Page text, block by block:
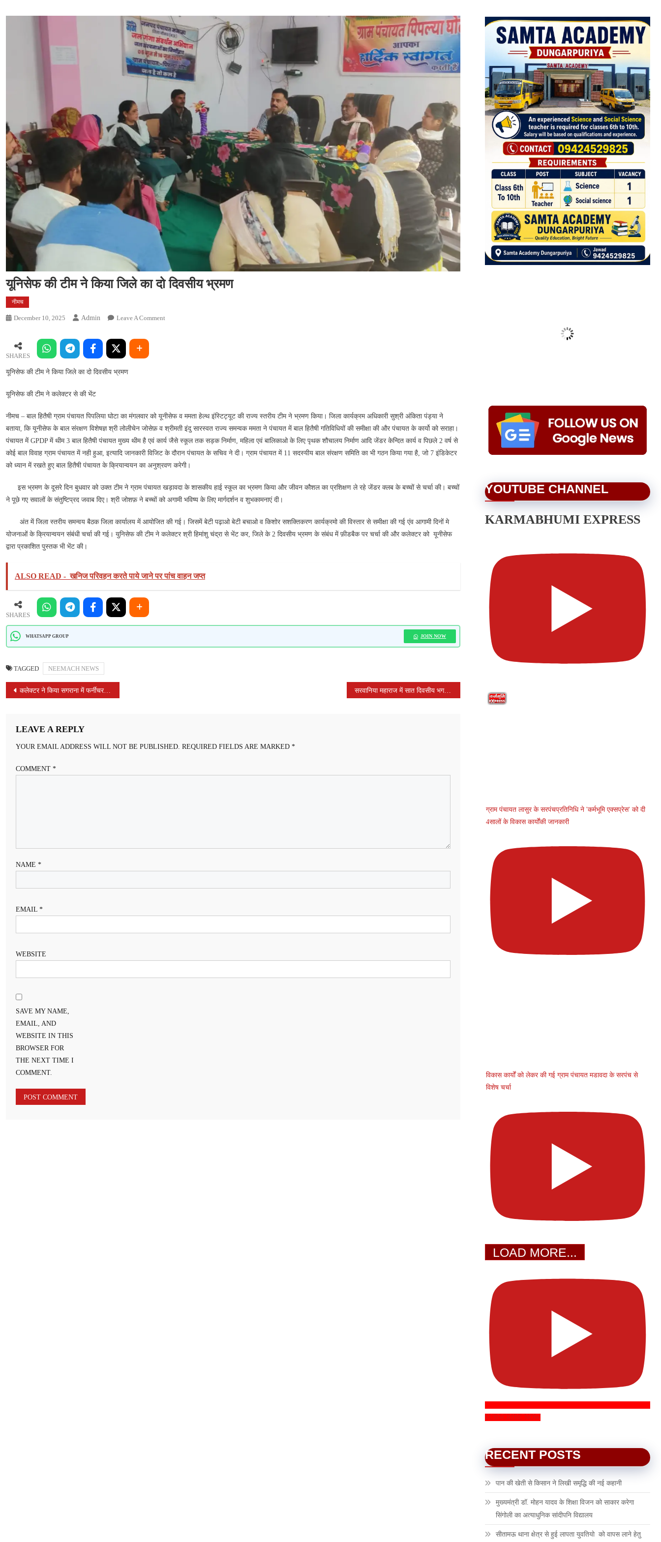
यूनिसेफ की टीम ने किया जिले का दो दिवसीय भ्रमण
नीमच
December 10, 2025 Admin Leave A CommentOn
दिवसीय
भ्रमण
SHARES
यूनिसेफ की टीम ने किया जिले का दो दिवसीय भ्रमण
यूनिसेफ की टीम ने कलेक्टर से की भेंट
नीमच – बाल हितैषी ग्राम पंचायत पिपलिया घोटा का मंगलवार को यूनीसेफ व ममता हेल्थ इंस्टिट्यूट की राज्य स्तरीय टीम ने भ्रमण किया। जिला कार्यक्रम अधिकारी सुश्री अंकिता पंड्या ने
बताया, कि यूनीसेफ के बाल संरक्षण विशेषज्ञ श्री लोलीचेन जोसेफ़ व श्रीमती इंदु सारस्वत राज्य समन्वक ममता ने पंचायत में बाल हितैषी गतिविधियों की समीक्षा की और पंचायत के कार्यो को सराहा।
पंचायत में GPDP में थीम 3 बाल हितैषी पंचायत मुख्य थीम है एवं कार्य जैसे स्कूल तक सड़क निर्माण, महिला एवं बालिकाओ के लिए पृथक शौचालय निर्माण आदि जेंडर केन्दित कार्य व पिछले 2 वर्ष से
कोई बाल विवाह ग्राम पंचायत में नही हुआ, इत्यादि जानकारी विजिट के दौरान पंचायत के सचिव ने दी। ग्राम पंचायत में 11 सदस्यीय बाल संरक्षण समिति का भी गठन किया गया है, जो 7 इंडिकेटर
को ध्यान में रखते हुए बाल हितैषी पंचायत के क्रियान्वयन का अनुश्रवण करेगी।
इस भ्रमण के दूसरे दिन बुधवार को उक्‍त टीम ने ग्राम पंचायत खड़ावदा के शासकीय हाई स्कूल का भ्रमण किया और जीवन कौशल का प्रशिक्षण ले रहे जेंडर क्लब के बच्चों से चर्चा की। बच्चों
ने पूछे गए सवालों के संतुष्टिप्रद जवाब दिए। श्री जोशफ़ ने बच्चों को अगामी भविष्य के लिए मार्गदर्शन व शुभकामनाएं दी।
अंत में जिला स्तरीय समन्वय बैठक जिला कार्यालय में आयोजित की गई। जिसमें बेटी पढ़ाओ बेटी बचाओ व किशोर सशक्तिकरण कार्यक्रमो की विस्‍तार से समीक्षा की गई एंव आगामी दिनों मे
योजनाओं के क्रियान्‍वयन संबंधी चर्चा की गई। युनिसेफ की टीम ने कलेक्टर श्री हिमांशु चंद्रा से भेंट कर, जिले के 2 दिवसीय भ्रमण के संबंध में फ़ीडबैक पर चर्चा की और कलेक्‍टर को यूनीसेफ
द्वारा प्रकाशित पुस्तक भी भेंट की।
ALSO READ - खनिज परिवहन करते पाये जाने पर पांच वाहन जप्‍त
SHARES
WHATSAPP GROUP JOIN NOW
TAGGED NEEMACH NEWS
POST
कलेक्‍टर ने किया सगराना में फर्नीचर कलस्‍टर निर्माण कार्य का अवलोकन सरवानिया महाराज में सात दिवसीय भगवान श्री देवनारायण कथा का आयोजन 13 दिसम्बर से तैयारी पूर्ण
LEAVE A REPLY
YOUR EMAIL ADDRESS WILL NOT BE PUBLISHED. REQUIRED FIELDS ARE MARKED *
COMMENT *
NAME *
EMAIL *
WEBSITE
SAVE MY NAME,
EMAIL, AND
WEBSITE IN THIS
BROWSER FOR
THE NEXT TIME I
COMMENT.
YOUTUBE CHANNEL
KARMABHUMI EXPRESS
ग्राम पंचायत लासुर के सरपंचप्रतिनिधि ने 'कर्मभूमि एक्सप्रेस' को दी
4सालों के विकास कार्योंकी जानकारी
विकास कार्यों को लेकर की गई ग्राम पंचायत मडावदा के सरपंच से
विशेष चर्चा
LOAD MORE...
SUBSCRIBE NOW
RECENT POSTS
पान की खेती से किसान ने लिखी समृद्धि की नई कहानी
मुख्यमंत्री डॉ. मोहन यादव के शिक्षा विजन को साकार करेगा
सिंगोली का अत्याधुनिक सांदीपनि विद्यालय
सीतामऊ थाना क्षेत्र से हुई लापता युवतियो को वापस लाने हेतु